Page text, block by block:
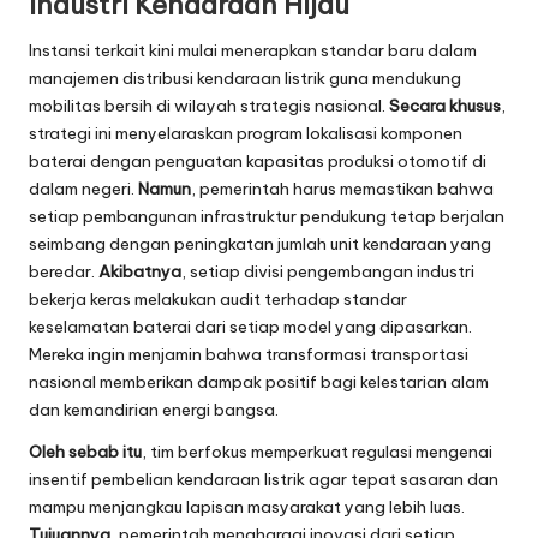
Instansi terkait kini mulai menerapkan standar baru dalam
manajemen distribusi kendaraan listrik guna mendukung
mobilitas bersih di wilayah strategis nasional. Secara khusus,
strategi ini menyelaraskan program lokalisasi komponen
baterai dengan penguatan kapasitas produksi otomotif di
dalam negeri. Namun, pemerintah harus memastikan bahwa
setiap pembangunan infrastruktur pendukung tetap berjalan
seimbang dengan peningkatan jumlah unit kendaraan yang
beredar. Akibatnya, setiap divisi pengembangan industri
bekerja keras melakukan audit terhadap standar
keselamatan baterai dari setiap model yang dipasarkan.
Mereka ingin menjamin bahwa transformasi transportasi
nasional memberikan dampak positif bagi kelestarian alam
dan kemandirian energi bangsa.
Oleh sebab itu, tim berfokus memperkuat regulasi mengenai
insentif pembelian kendaraan listrik agar tepat sasaran dan
mampu menjangkau lapisan masyarakat yang lebih luas.